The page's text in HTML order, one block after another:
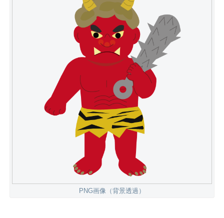
PNG画像（背景透過）